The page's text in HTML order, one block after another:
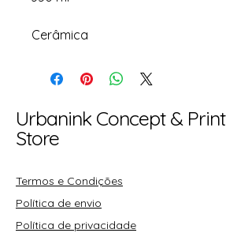
Cerâmica
Urbanink Concept & Print
Store
Termos e Condições
Política de envio
Política de privacidade